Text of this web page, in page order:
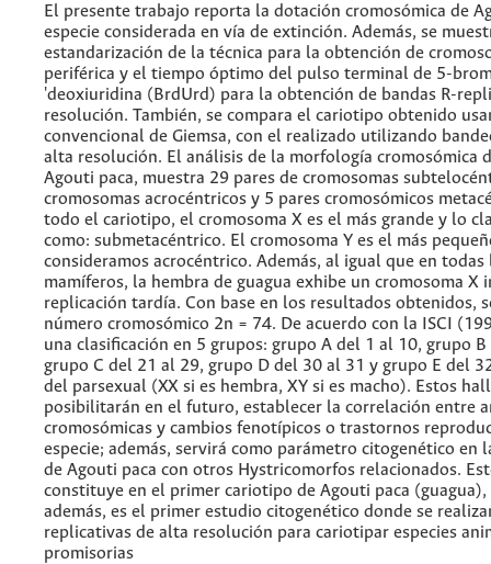
El presente trabajo reporta la dotación cromosómica de
especie considerada en vía de extinción. Además, se
estandarización de la técnica para la obtención de
periférica y el tiempo óptimo del pulso terminal de 5-
'deoxiuridina (BrdUrd) para la obtención de bandas R-
resolución. También, se compara el cariotipo obtenido
convencional de Giemsa, con el realizado utilizando
alta resolución. El análisis de la morfología cromosómica
Agouti paca, muestra 29 pares de cromosomas
cromosomas acrocéntricos y 5 pares cromosómicos
todo el cariotipo, el cromosoma X es el más grande y lo
como: submetacéntrico. El cromosoma Y es el más
consideramos acrocéntrico. Además, al igual que en todas
mamíferos, la hembra de guagua exhibe un cromosoma X
replicación tardía. Con base en los resultados obtenidos,
número cromosómico 2n = 74. De acuerdo con la ISCI
una clasificación en 5 grupos: grupo A del 1 al 10, grupo
grupo C del 21 al 29, grupo D del 30 al 31 y grupo E del
del parsexual (XX si es hembra, XY si es macho). Estos
posibilitarán en el futuro, establecer la correlación entre
cromosómicas y cambios fenotípicos o trastornos
especie; además, servirá como parámetro citogenético en
de Agouti paca con otros Hystricomorfos relacionados.
constituye en el primer cariotipo de Agouti paca
además, es el primer estudio citogenético donde se
replicativas de alta resolución para cariotipar especies
promisorias